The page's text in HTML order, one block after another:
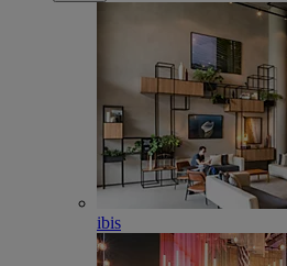
ibis